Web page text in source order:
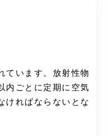
ています。放射性物
内ごとに定期に空気
ければならないとな